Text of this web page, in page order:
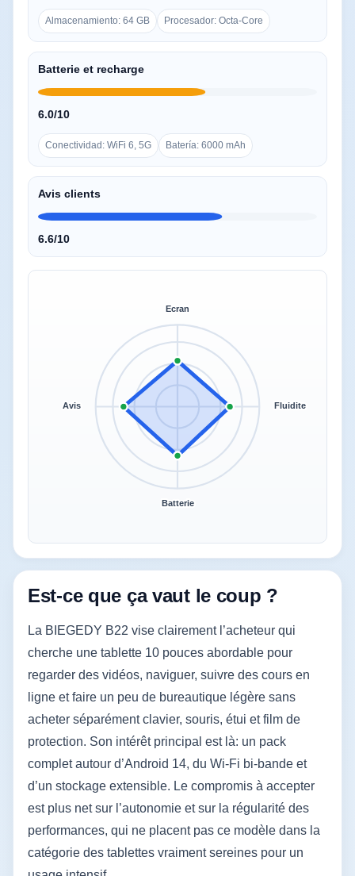
Almacenamiento: 64 GB Procesador: Octa-Core
Batterie et recharge
6.0/10
Conectividad: WiFi 6, 5G Batería: 6000 mAh
Avis clients
6.6/10
Ecran
Fluidite
Batterie
Avis
Est-ce que ça vaut le coup ?
La BIEGEDY B22 vise clairement l’acheteur qui
cherche une tablette 10 pouces abordable pour
regarder des vidéos, naviguer, suivre des cours en
ligne et faire un peu de bureautique légère sans
acheter séparément clavier, souris, étui et film de
protection. Son intérêt principal est là: un pack
complet autour d’Android 14, du Wi‑Fi bi-bande et
d’un stockage extensible. Le compromis à accepter
est plus net sur l’autonomie et sur la régularité des
performances, qui ne placent pas ce modèle dans la
catégorie des tablettes vraiment sereines pour un